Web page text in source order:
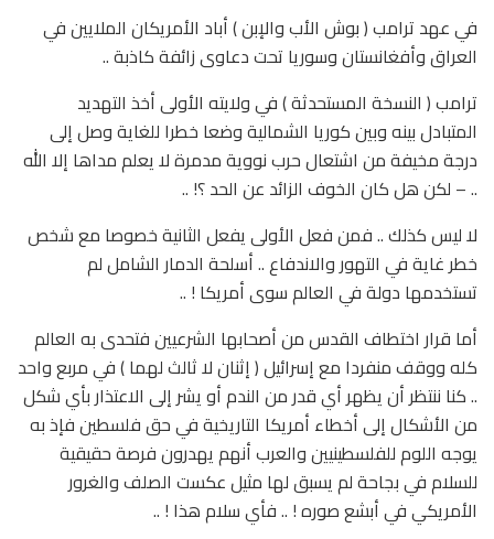
في عهد ترامب ( بوش الأب والإبن ) أباد الأمريكان الملايين في
العراق وأفغانستان وسوريا تحت دعاوى زائفة كاذبة ..
ترامب ( النسخة المستحدثة ) في ولايته الأولى أخذ التهديد
المتبادل بينه وبين كوريا الشمالية وضعا خطرا للغاية وصل إلى
درجة مخيفة من اشتعال حرب نووية مدمرة لا يعلم مداها إلا الله
.. – لكن هل كان الخوف الزائد عن الحد ؟! ..
لا ليس كذلك .. فمن فعل الأولى يفعل الثانية خصوصا مع شخص
خطر غاية في التهور والاندفاع .. أسلحة الدمار الشامل لم
تستخدمها دولة في العالم سوى أمريكا ! ..
أما قرار اختطاف القدس من أصحابها الشرعيين فتحدى به العالم
كله ووقف منفردا مع إسرائيل ( إثنان لا ثالث لهما ) في مربع واحد
.. كنا ننتظر أن يظهر أي قدر من الندم أو يشر إلى الاعتذار بأي شكل
من الأشكال إلى أخطاء أمريكا التاريخية في حق فلسطين فإذ به
يوجه اللوم للفلسطينيين والعرب أنهم يهدرون فرصة حقيقية
للسلام في بجاحة لم يسبق لها مثيل عكست الصلف والغرور
الأمريكي في أبشع صوره ! .. فأي سلام هذا ! ..